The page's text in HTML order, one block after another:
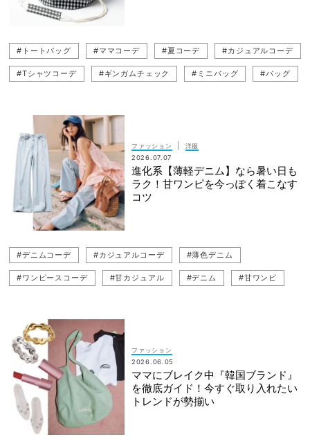
#トートバッグ #ママコーデ #夏コーデ #カジュアルコーデ
#Tシャツコーデ #ギンガムチェック #ミニバッグ #バッグ
ファッション
洋服
2026.07.07
進化系【薄軽デニム】なら暑い日も
ラク！甘ワンピを今っぽく着こなす
コツ
#デニムコーデ #カジュアルコーデ #薄色デニム
#ワンピースコーデ #甘カジュアル #デニム #甘ワンピ
ファッション
2026.06.05
ママにブレイク中『韓国ブランド』
を徹底ガイド！今すぐ取り入れたい
トレンドが勢揃い